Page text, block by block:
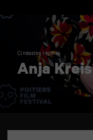
Cinéastes repérés
Anja Kreis